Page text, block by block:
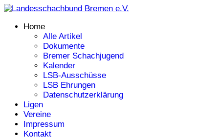
Home
Alle Artikel
Dokumente
Bremer Schachjugend
Kalender
LSB-Ausschüsse
LSB Ehrungen
Datenschutzerklärung
Ligen
Vereine
Impressum
Kontakt